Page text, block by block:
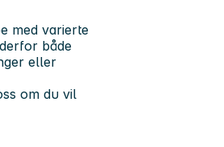
med varierte
både
eller
om du vil